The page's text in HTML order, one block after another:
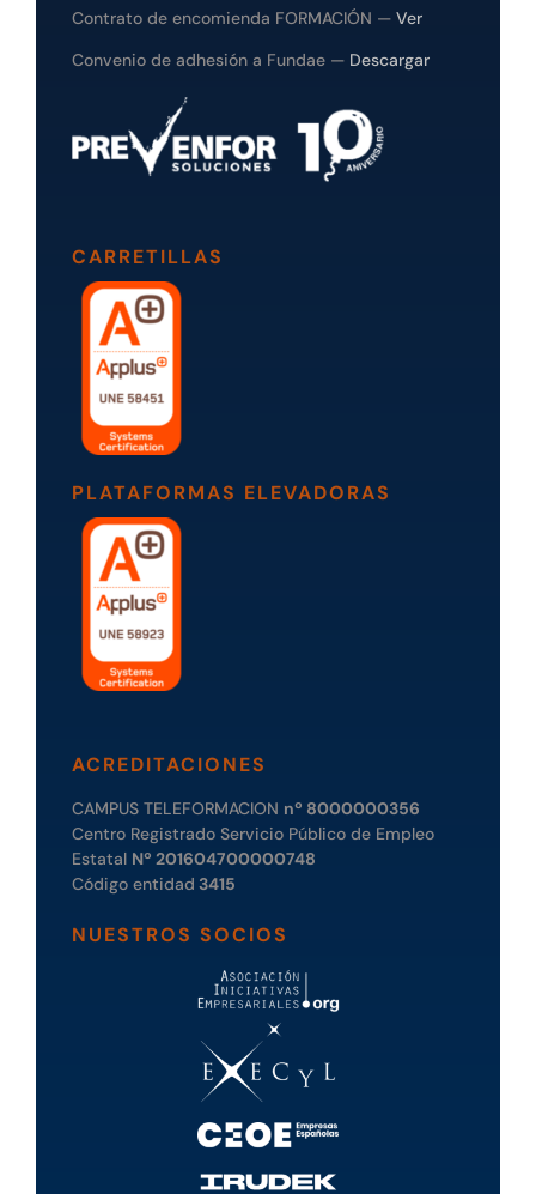
Contrato de encomienda FORMACIÓN — Ver
Convenio de adhesión a Fundae — Descargar
CARRETILLAS
PLATAFORMAS ELEVADORAS
ACREDITACIONES
CAMPUS TELEFORMACION nº 8000000356
Centro Registrado Servicio Público de Empleo
Estatal Nº 201604700000748
Código entidad 3415
NUESTROS SOCIOS